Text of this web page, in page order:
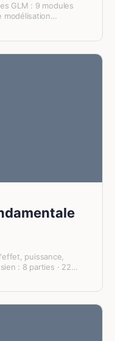
GLM : 9 modules
modélisation
puissance,
: 8 parties · 22